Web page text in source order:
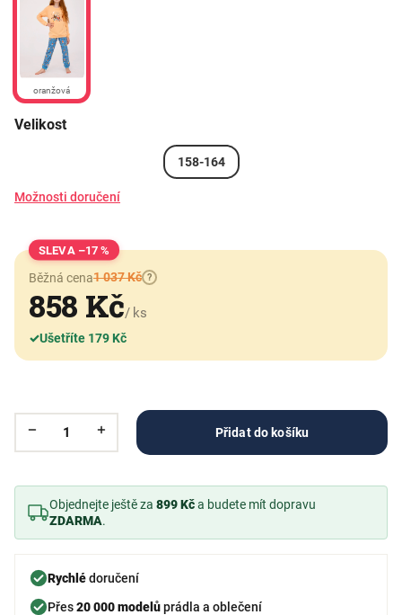
oranžová
Velikost
158-164
Možnosti doručení
–17 %
Běžná cena1 037 Kč ?
858 Kč/ ks
✓Ušetříte 179 Kč
Přidat do košíku
Objednejte ještě za 899 Kča budete mít dopravu
ZDARMA.
Rychlédoručení
Přes20 000 modelůprádla a oblečení